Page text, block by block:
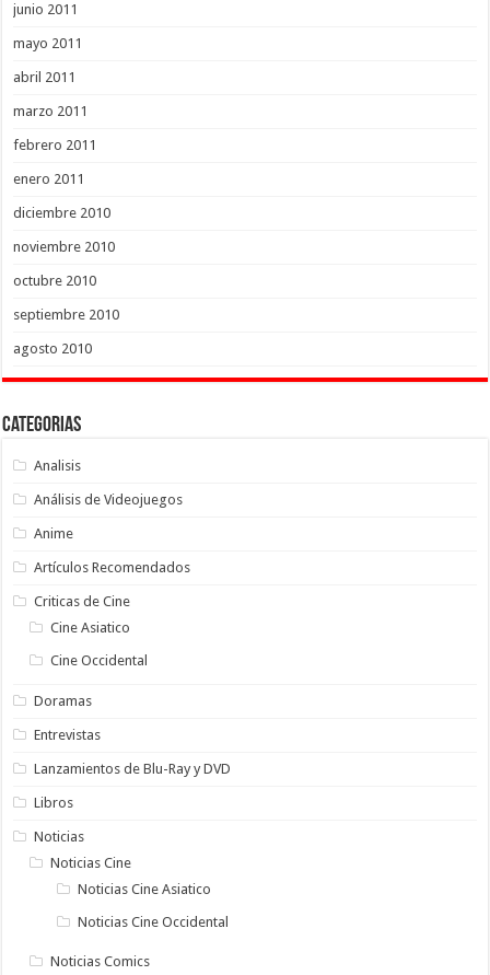
junio 2011
mayo 2011
abril 2011
marzo 2011
febrero 2011
enero 2011
diciembre 2010
noviembre 2010
octubre 2010
septiembre 2010
agosto 2010
Categorias
Analisis
Análisis de Videojuegos
Anime
Artículos Recomendados
Criticas de Cine
Cine Asiatico
Cine Occidental
Doramas
Entrevistas
Lanzamientos de Blu-Ray y DVD
Libros
Noticias
Noticias Cine
Noticias Cine Asiatico
Noticias Cine Occidental
Noticias Comics